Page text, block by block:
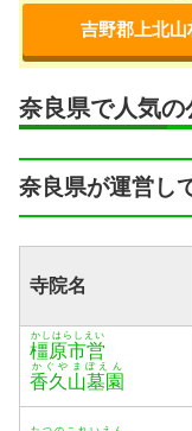
吉野郡上北山
奈良県で人気
奈良県が運営し
寺院名
橿原市営
かしはらしえい
香久山墓園
かぐやまぼえん